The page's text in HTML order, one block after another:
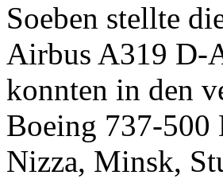
Soeben stellte
Airbus A319 D-
konnten in den
Boeing 737-
Nizza, Minsk,